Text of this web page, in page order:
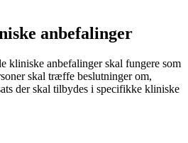
anbefalinger
kliniske anbefalinger skal fungere som
skal træffe beslutninger om,
der skal tilbydes i specifikke kliniske